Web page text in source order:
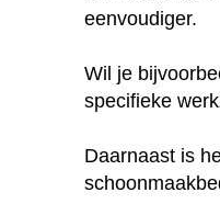
eenvoudiger.
Wil je
specifieke
Daarnaast is